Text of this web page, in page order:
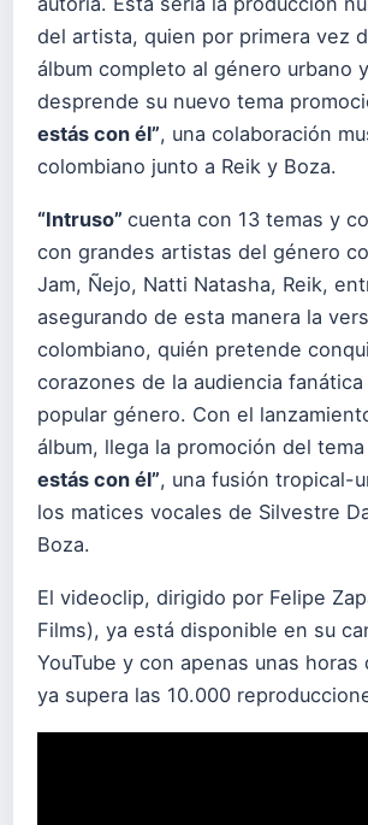
del artista, quien por primera vez
álbum completo al género urbano
desprende su nuevo tema
estás con él”, una colaboración
colombiano junto a Reik y Boza.
“Intruso” cuenta con 13 temas y
con grandes artistas del género
Jam, Ñejo, Natti Natasha, Reik,
asegurando de esta manera la
colombiano, quién pretende
corazones de la audiencia
popular género. Con el
álbum, llega la promoción del tema
estás con él”, una fusión tropical-
los matices vocales de Silvestre
Boza.
El videoclip, dirigido por Felipe
Films), ya está disponible en su
YouTube y con apenas unas
ya supera las 10.000